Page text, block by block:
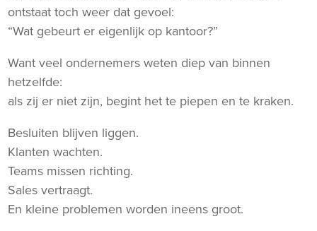
ontstaat toch weer dat gevoel:
“Wat gebeurt er eigenlijk op kantoor?”
Want veel ondernemers weten diep van binnen
hetzelfde:
als zij er niet zijn, begint het te piepen en te kraken.
Besluiten blijven liggen.
Klanten wachten.
Teams missen richting.
Sales vertraagt.
En kleine problemen worden ineens groot.